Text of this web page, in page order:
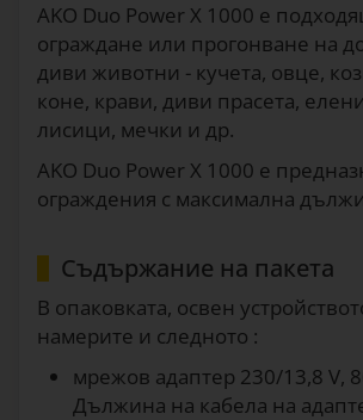
AKO Duo Power X 1000 е
ограждане или прогонване на
диви животни - кучета, овце,
коне, крави, диви прасета,
лисици, мечки и др.
AKO Duo Power X 1000 е
ограждения с максимална
Съдържание на пакета
В опаковката, освен
намерите и следното :
мрежов адаптер 230/13,8 V,
Дължина на кабела на